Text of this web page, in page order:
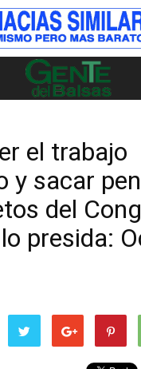
el trabajo
y sacar
del
presida: